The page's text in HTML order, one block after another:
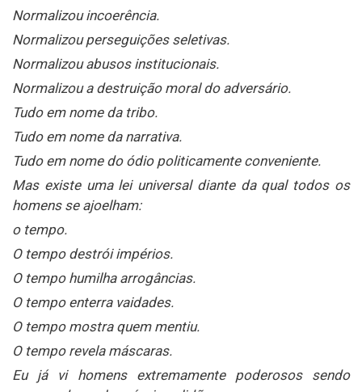
Normalizou incoerência.
Normalizou perseguições seletivas.
Normalizou abusos institucionais.
Normalizou a destruição moral do adversário.
Tudo em nome da tribo.
Tudo em nome da narrativa.
Tudo em nome do ódio politicamente conveniente.
Mas existe uma lei universal diante da qual todos os
homens se ajoelham:
o tempo.
O tempo destrói impérios.
O tempo humilha arrogâncias.
O tempo enterra vaidades.
O tempo mostra quem mentiu.
O tempo revela máscaras.
Eu já vi homens extremamente poderosos sendo